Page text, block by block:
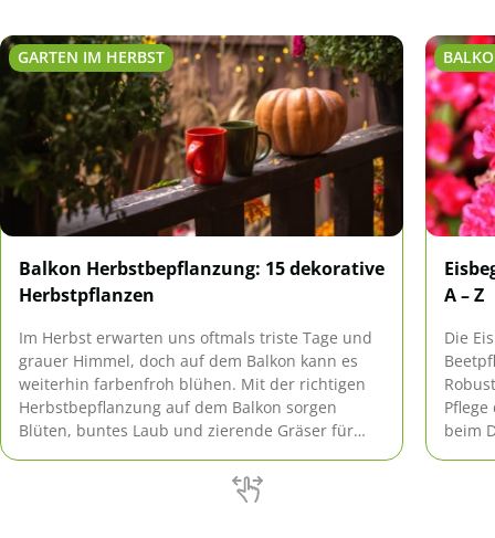
GARTEN IM HERBST
Balkon Herbstbepflanzung: 15 dekorative
Herbstpflanzen
Im Herbst erwarten uns oftmals triste Tage und
grauer Himmel, doch auf dem Balkon kann es
weiterhin farbenfroh blühen. Mit der richtigen
Herbstbepflanzung auf dem Balkon sorgen
Blüten, buntes Laub und zierende Gräser für
und gute Laune. Indem sie den Balkon
dekorieren und herbstlich gestalten, verlängern
A – Z
Die
beim